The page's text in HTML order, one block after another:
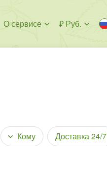
О сервисе ₽ Руб.
Кому Доставка 24/7